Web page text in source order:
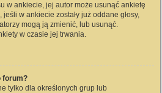
w ankiecie, jej autor może usunąć ankietę
w ankiecie zostały już oddane głosy,
mogą ją zmienić, lub usunąć.
w czasie jej trwania.
forum?
tylko dla określonych grup lub